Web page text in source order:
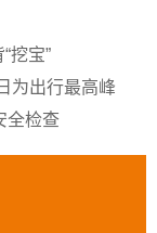
挖宝”
为出行最高峰
全检查